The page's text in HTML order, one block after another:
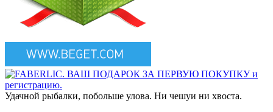
Удачной рыбалки, побольше улова. Ни чешуи ни хвоста.